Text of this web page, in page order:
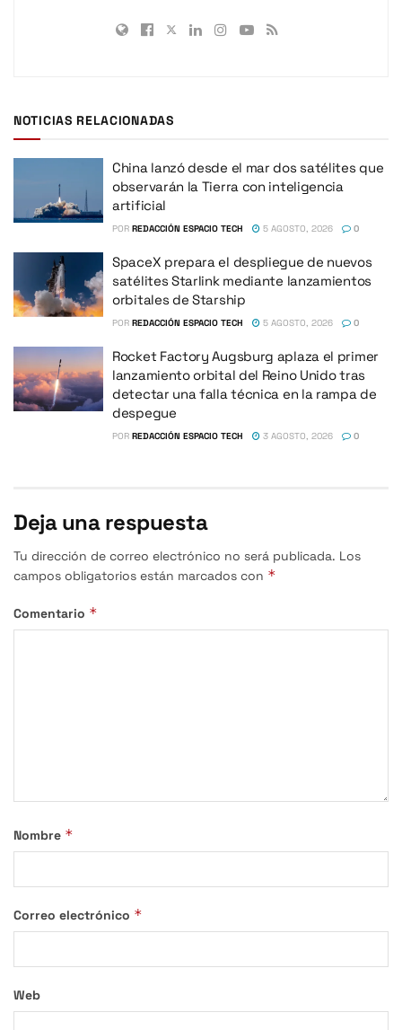
NOTICIAS RELACIONADAS
China lanzó desde el mar dos satélites que
observarán la Tierra con inteligencia
artificial
POR REDACCIÓN ESPACIO TECH 5 AGOSTO, 2026 0
SpaceX prepara el despliegue de nuevos
satélites Starlink mediante lanzamientos
orbitales de Starship
POR REDACCIÓN ESPACIO TECH 5 AGOSTO, 2026 0
Rocket Factory Augsburg aplaza el primer
lanzamiento orbital del Reino Unido tras
detectar una falla técnica en la rampa de
despegue
POR REDACCIÓN ESPACIO TECH 3 AGOSTO, 2026 0
Deja una respuesta
Tu dirección de correo electrónico no será publicada. Los
campos obligatorios están marcados con *
Comentario *
Nombre *
Correo electrónico *
Web